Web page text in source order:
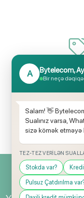
İnanılmaz
idxalçısı olaraq
olmasını
A Bytelecom,
Bir neçə
Salam! 👋
Sualınız varsa,
sizə kömək etməyə
TEZ-TEZ VERILƏN
Stokda var?
Pulsuz Çatdırılma